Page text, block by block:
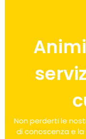
Non perderti le
di conoscenza e